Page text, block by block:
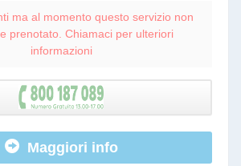
ma al momento questo servizio non
prenotato. Chiamaci per ulteriori
informazioni
Maggiori info